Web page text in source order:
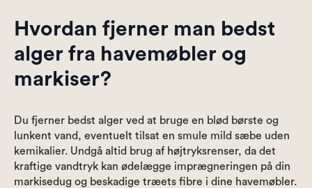
Hvordan fjerner man bedst
alger fra havemøbler og
markiser?
Du fjerner bedst alger ved at bruge en blød børste og
lunkent vand, eventuelt tilsat en smule mild sæbe uden
kemikalier. Undgå altid brug af højtryksrenser, da det
kraftige vandtryk kan ødelægge imprægneringen på din
markisedug og beskadige træets fibre i dine havemøbler.